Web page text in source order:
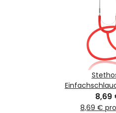
8,69
8,69 €